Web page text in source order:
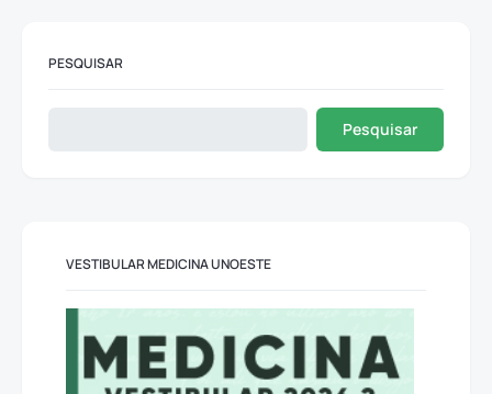
PESQUISAR
Pesquisar
VESTIBULAR MEDICINA UNOESTE